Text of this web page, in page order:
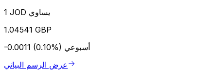
1 JOD يساوي
1.04541 GBP
-0.0011 (0.10%) أسبوعي
عرض الرسم البياني